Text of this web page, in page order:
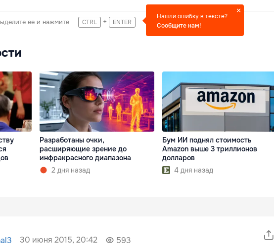
ее и нажмите CTRL + ENTER
Нашли ошибку в тексте?
Сообщите нам!
Разработаны очки,
расширяющие зрение до
инфракрасного диапазона
2 дня назад
Бум ИИ поднял стоимость
Amazon выше 3 триллионов
долларов
4 дня назад
30 июня 2015, 20:42 593